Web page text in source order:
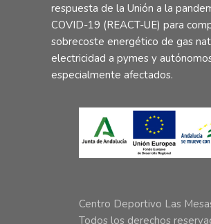
respuesta de la Unión a la
COVID-19 (REACT-UE) para
sobrecoste energético de gas
electricidad a pymes y
especialmente afectados.
Centro Deportivo Las
Todos los derechos